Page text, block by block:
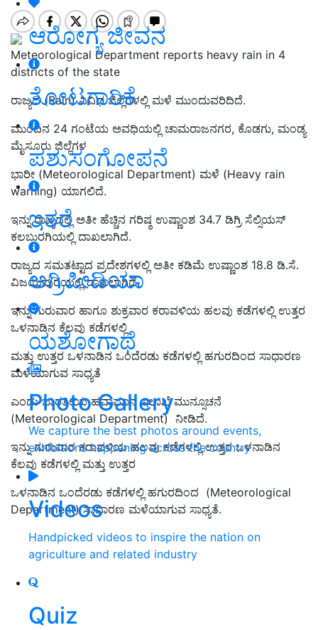
ಆರೋಗ್ಯ ಜೀವನ
ತೋಟಗಾರಿಕೆ
ಪಶುಸಂಗೋಪನೆ
ಇತರೆ
ಅಗ್ರಿಪೀಡಿಯಾ
ಯಶೋಗಾಥೆ
Photo Gallery
We capture the best photos around events,
exhibitions happening across the country
Videos
Handpicked videos to inspire the nation on
agriculture and related industry
Quiz
Meteorological Department reports heavy rain in 4
districts of the state
ರಾಜ್ಯದ (Rain) ವಿವಿಧ ಜಿಲ್ಲೆಗಳಲ್ಲಿ ಮಳೆ ಮುಂದುವರಿದಿದೆ.
ಮುಂದಿನ 24 ಗಂಟೆಯ ಅವಧಿಯಲ್ಲಿ ಚಾಮರಾಜನಗರ, ಕೊಡಗು, ಮಂಡ್ಯ
ಮೈಸೂರು ಜಿಲ್ಲೆಗಳ
ಭಾರೀ (Meteorological Department) ಮಳೆ (Heavy rain
warning) ಯಾಗಲಿದೆ.
ಇನ್ನು ರಾಜ್ಯದಲ್ಲಿ ಅತೀ ಹೆಚ್ಚಿನ ಗರಿಷ್ಠ ಉಷ್ಣಾಂಶ 34.7 ಡಿಗ್ರಿ ಸೆಲ್ಸಿಯಸ್‌
ಕಲಬುರಗಿಯಲ್ಲಿ ದಾಖಲಾಗಿದೆ.
ರಾಜ್ಯದ ಸಮತಟ್ಟಾದ ಪ್ರದೇಶಗಳಲ್ಲಿ ಅತೀ ಕಡಿಮೆ ಉಷ್ಣಾಂಶ 18.8 ಡಿ.ಸೆ.
ವಿಜಯಪುರಯಲ್ಲಿ ದಾಖಲಾಗಿದೆ.
ಇನ್ನು ಗುರುವಾರ ಹಾಗೂ ಶುಕ್ರವಾರ ಕರಾವಳಿಯ ಹಲವು ಕಡೆಗಳಲ್ಲಿ ಉತ್ತರ
ಒಳನಾಡಿನ ಕೆಲವು ಕಡೆಗಳಲ್ಲಿ
ಮತ್ತು ಉತ್ತರ ಒಳನಾಡಿನ ಒಂದೆರಡು ಕಡೆಗಳಲ್ಲಿ ಹಗುರದಿಂದ ಸಾಧಾರಣ
ಮಳೆಯಾಗುವ ಸಾಧ್ಯತೆ
ಎಂದು ಭಾರತೀಯ ಹವಾಮಾನ ಇಲಾಖೆ ಮುನ್ಸೂಚನೆ
(Meteorological Department) ನೀಡಿದೆ.
ಇನ್ನು ಗುರುವಾರ ಕರಾವಳಿಯ ಹಲವು ಕಡೆಗಳಲ್ಲಿ ಉತ್ತರ ಒಳನಾಡಿನ
ಕೆಲವು ಕಡೆಗಳಲ್ಲಿ ಮತ್ತು ಉತ್ತರ
ಒಳನಾಡಿನ ಒಂದೆರಡು ಕಡೆಗಳಲ್ಲಿ ಹಗುರದಿಂದ (Meteorological
Department) ಸಾಧಾರಣ ಮಳೆಯಾಗುವ ಸಾಧ್ಯತೆ.